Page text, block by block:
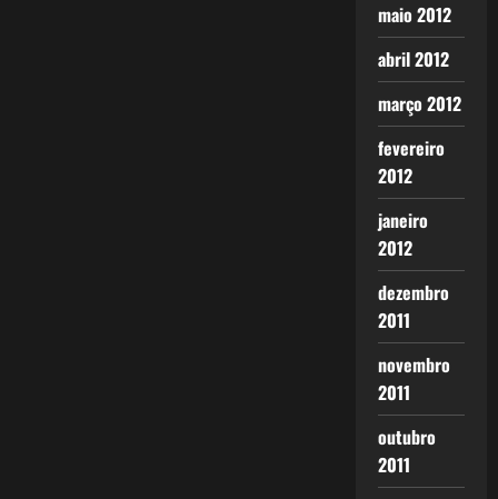
maio 2012
abril 2012
março 2012
fevereiro
2012
janeiro
2012
dezembro
2011
novembro
2011
outubro
2011